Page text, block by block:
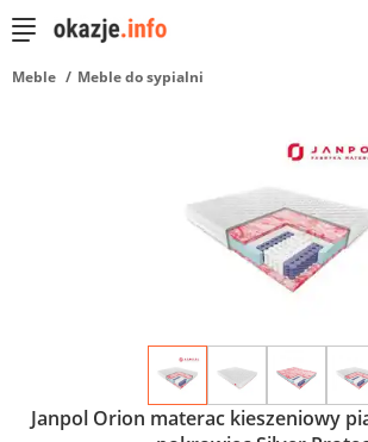
Meble Meble do sypialni
Janpol Orion materac kieszeniowy